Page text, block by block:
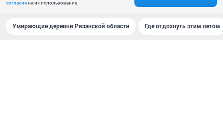
согласиена их использование.
Умирающие деревни Рязанской области Где отдохнуть этим летом